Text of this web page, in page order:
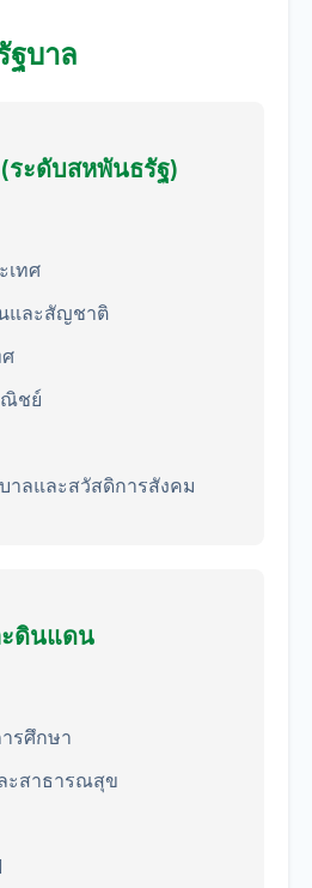
ฐบาล
ระดับสหพันธรัฐ)
เทศ
และสัญชาติ
ณิชย์
าลและสวัสดิการสังคม
ะดินแดน
รศึกษา
ะสาธารณสุข